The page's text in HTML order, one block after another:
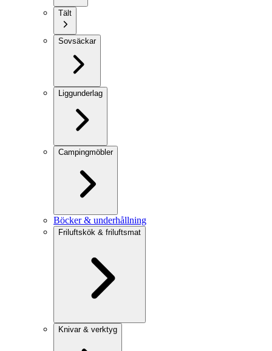
Tält
Sovsäckar
Liggunderlag
Campingmöbler
Böcker & underhållning
Friluftskök & friluftsmat
Knivar & verktyg